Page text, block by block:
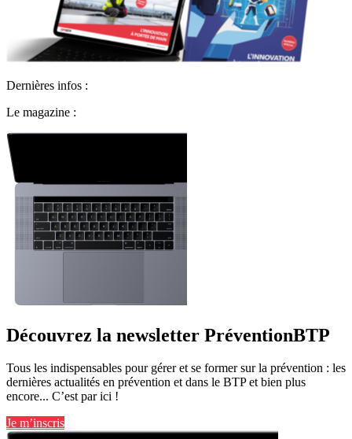
Dernières infos :
Le magazine :
Découvrez la newsletter PréventionBTP
Tous les indispensables pour gérer et se former sur la prévention : les
dernières actualités en prévention et dans le BTP et bien plus
encore... C’est par ici !
Je m’inscris